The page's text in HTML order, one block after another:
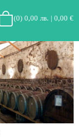
(0) 0,00 лв. | 0,00 €